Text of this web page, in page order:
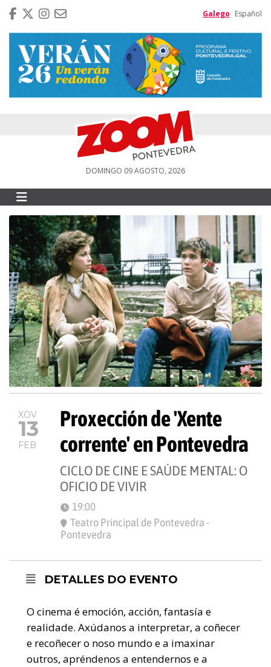
Galego Español
DOMINGO 09 AGOSTO, 2026
XOV
13
FEB
Proxección de 'Xente
corrente' en Pontevedra
CICLO DE CINE E SAÚDE MENTAL: O
OFICIO DE VIVIR
19:00
Teatro Principal de Pontevedra -
Pontevedra
DETALLES DO EVENTO
O cinema é emoción, acción, fantasía e
realidade. Axúdanos a interpretar, a coñecer
e recoñecer o noso mundo e a imaxinar
outros, apréndenos a entendernos e a